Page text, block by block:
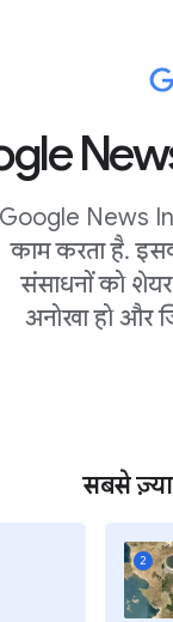
Google News
काम करता है.
संसाधनों को
अनोखा हो और
सबसे
2